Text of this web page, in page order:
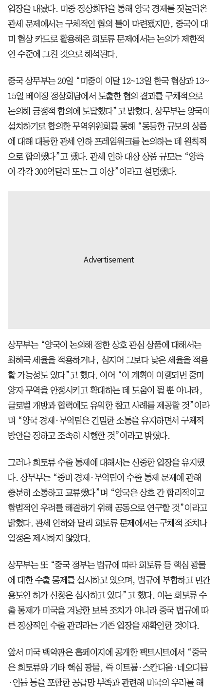
입장을 내놨다. 미중 정상회담을 통해 양국 경제를 짓눌러온
관세 문제에서는 구체적인 협의 틀이 마련됐지만, 중국이 대
미 협상 카드로 활용해온 희토류 문제에서는 논의가 제한적
인 수준에 그친 것으로 해석된다.
중국 상무부는 20일 “미중이 이달 12~13일 한국 협상과 13~
15일 베이징 정상회담에서 도출한 협의 결과를 구체적으로
논의해 긍정적 합의에 도달했다”고 밝혔다. 상무부는 양국이
설치하기로 합의한 무역위원회를 통해 “동등한 규모의 상품
에 대해 대등한 관세 인하 프레임워크를 논의하는 데 원칙적
으로 합의했다”고 했다. 관세 인하 대상 상품 규모는 “양측
이 각각 300억달러 또는 그 이상”이라고 설명했다.
상무부는 “양국이 논의해 정한 상호 관심 상품에 대해서는
최혜국 세율을 적용하거나, 심지어 그보다 낮은 세율을 적용
할 가능성도 있다”고 했다. 이어 “이 계획이 이행되면 중미
양자 무역을 안정시키고 확대하는 데 도움이 될 뿐 아니라,
글로벌 개방과 협력에도 유익한 참고 사례를 제공할 것”이라
며 “양국 경제·무역팀은 긴밀한 소통을 유지하면서 구체적
방안을 정하고 조속히 시행할 것”이라고 밝혔다.
그러나 희토류 수출 통제에 대해서는 신중한 입장을 유지했
다. 상무부는 “중미 경제·무역팀이 수출 통제 문제에 관해
충분히 소통하고 교류했다”며 “양국은 상호 간 합리적이고
합법적인 우려를 해결하기 위해 공동으로 연구할 것”이라고
밝혔다. 관세 인하와 달리 희토류 문제에서는 구체적 조치나
일정은 제시하지 않았다.
상무부는 또 “중국 정부는 법규에 따라 희토류 등 핵심 광물
에 대한 수출 통제를 실시하고 있으며, 법규에 부합하고 민간
용도인 허가 신청은 심사하고 있다”고 했다. 이는 희토류 수
출 통제가 미국을 겨냥한 보복 조치가 아니라 중국 법규에 따
른 정상적인 수출 관리라는 기존 입장을 재확인한 것이다.
앞서 미국 백악관은 홈페이지에 공개한 팩트시트에서 “중국
은 희토류와 기타 핵심 광물, 즉 이트륨·스칸디움·네오디뮴
·인듐 등을 포함한 공급망 부족과 관련해 미국의 우려를 해